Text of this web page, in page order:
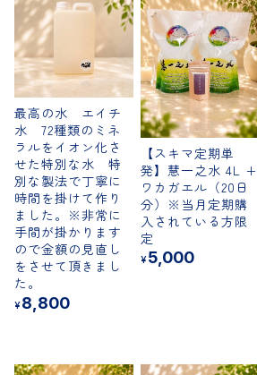
最高の水 エイチ
水 72種類のミネ
ラルをイオン化さ
せた特別な水 特
別な製法で丁寧に
時間を掛けて作り
ました。※非常に
手間が掛かります
ので金額の見直し
をさせて頂きまし
た。
¥ 8,800
【スキマ定期単
発】慧一之水 4L +
ワカガエル（20日
分）※当月定期購
入されている方限
定
¥5,000